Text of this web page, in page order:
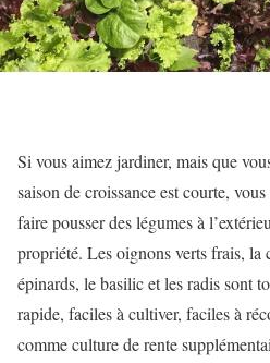
Si vous aimez jardiner, mais que
saison de croissance est courte,
faire pousser des légumes à
propriété. Les oignons verts frais, la
épinards, le basilic et les radis sont
rapide, faciles à cultiver, faciles à
comme culture de rente